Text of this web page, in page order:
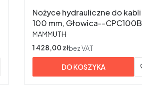
Nożyce hydrauliczne do kabli
100 mm, Głowica--CPC100B
PRODUCENT
MAMMUTH
Cena
1 428,00 złbez VAT
DO KOSZYKA